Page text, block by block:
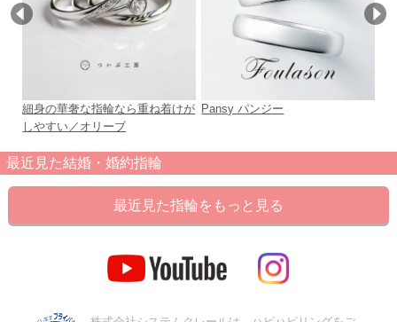
細身の華奢な指輪なら重ね着けが
しやすい／オリーブ
Pansy パンジー
最近見た結婚・婚約指輪
最近見た指輪をもっと見る